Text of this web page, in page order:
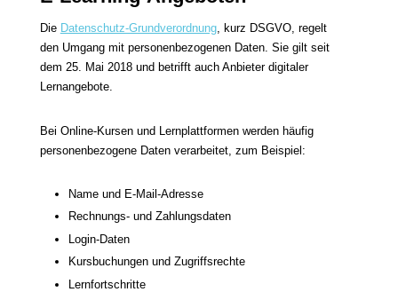
Die Datenschutz-Grundverordnung, kurz DSGVO, regelt
den Umgang mit personenbezogenen Daten. Sie gilt seit
dem 25. Mai 2018 und betrifft auch Anbieter digitaler
Lernangebote.
Bei Online-Kursen und Lernplattformen werden häufig
personenbezogene Daten verarbeitet, zum Beispiel:
Name und E-Mail-Adresse
Rechnungs- und Zahlungsdaten
Login-Daten
Kursbuchungen und Zugriffsrechte
Lernfortschritte